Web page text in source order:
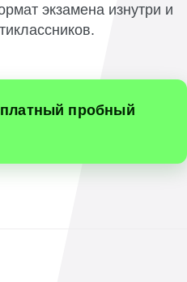
экзамена изнутри и
пробный